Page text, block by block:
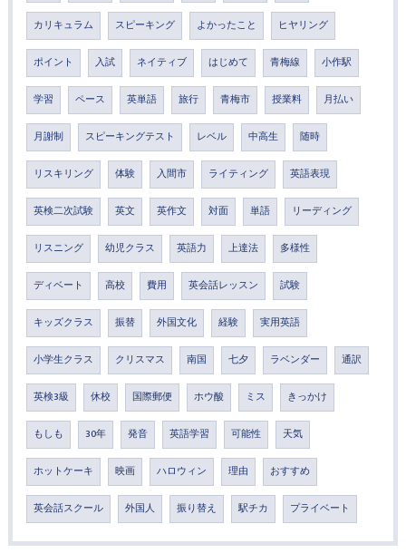
カリキュラム スピーキング よかったこと ヒヤリング
ポイント 入試 ネイティブ はじめて 青梅線 小作駅
学習 ペース 英単語 旅行 青梅市 授業料 月払い
月謝制 スピーキングテスト レベル 中高生 随時
リスキリング 体験 入間市 ライティング 英語表現
英検二次試験 英文 英作文 対面 単語 リーディング
リスニング 幼児クラス 英語力 上達法 多様性
ディベート 高校 費用 英会話レッスン 試験
キッズクラス 振替 外国文化 経験 実用英語
小学生クラス クリスマス 南国 七夕 ラベンダー 通訳
英検3級 休校 国際郵便 ホウ酸 ミス きっかけ
もしも 30年 発音 英語学習 可能性 天気
ホットケーキ 映画 ハロウィン 理由 おすすめ
英会話スクール 外国人 振り替え 駅チカ プライベート